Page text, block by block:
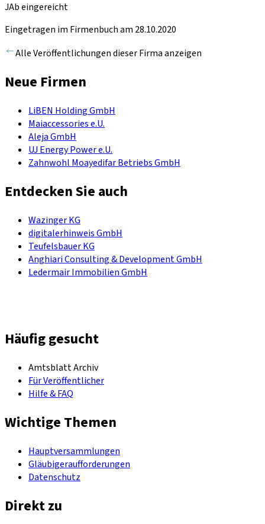
JAb eingereicht
Eingetragen im Firmenbuch am 28.10.2020
Alle Veröffentlichungen dieser Firma anzeigen
Neue Firmen
LiBEN Holding GmbH
Maiaccessories e.U.
Aleja GmbH
UJ Energy Power e.U.
Zahnwohl Moayedifar Betriebs GmbH
Entdecken Sie auch
Wazinger KG
digitalerhinweis GmbH
Teufelsbauer KG
Anghiari Consulting & Development GmbH
Ledermair Immobilien GmbH
Häufig gesucht
Amtsblatt Archiv
Für Veröffentlicher
Hilfe & FAQ
Wichtige Themen
Hauptversammlungen
Gläubigeraufforderungen
Datenschutz
Direkt zu